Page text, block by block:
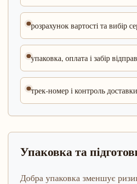
розрахунок вартості та вибір
упаковка, оплата і забір
трек-номер і контроль
Упаковка та
Добра упаковка зменшує